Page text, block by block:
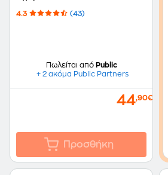
4.3 (43)
Πωλείται από Public
+ 2 ακόμα Public Partners
44,90€
Προσθήκη